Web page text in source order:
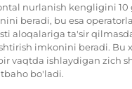
nurlanish kengligini 10
beradi, bu esa
aloqalariga ta'sir
imkonini beradi. Bu
vaqtda ishlaydigan zich
bo'ladi.